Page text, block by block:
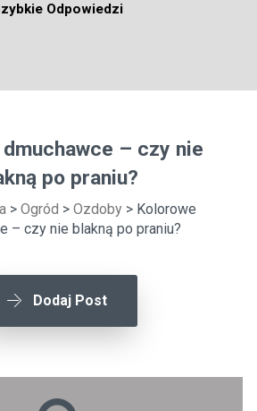
Odpowiedzi
– czy nie
po praniu?
> Ogród > Ozdoby > Kolorowe
– czy nie blakną po praniu?
Dodaj Post